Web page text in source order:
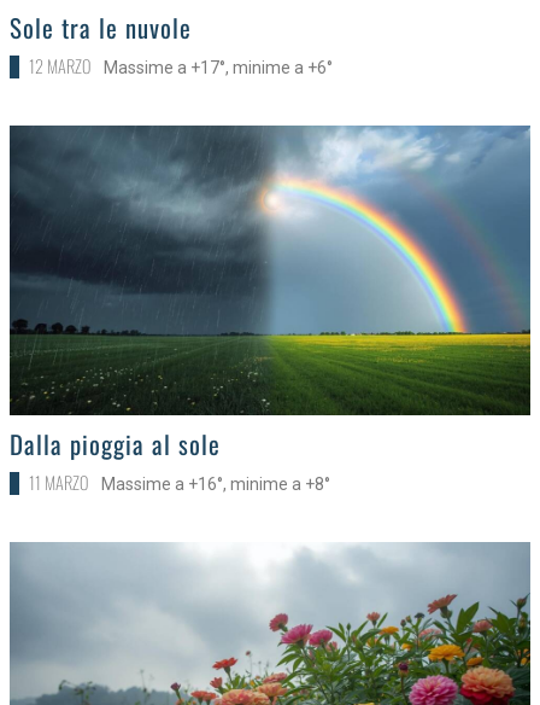
>
Sole tra le nuvole
12 MARZO Massime a +17°, minime a +6°
>
Dalla pioggia al sole
11 MARZO Massime a +16°, minime a +8°